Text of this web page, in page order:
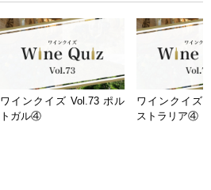
ワインクイズ Vol.73 ポル
トガル④
ワインクイズ
ストラリア④